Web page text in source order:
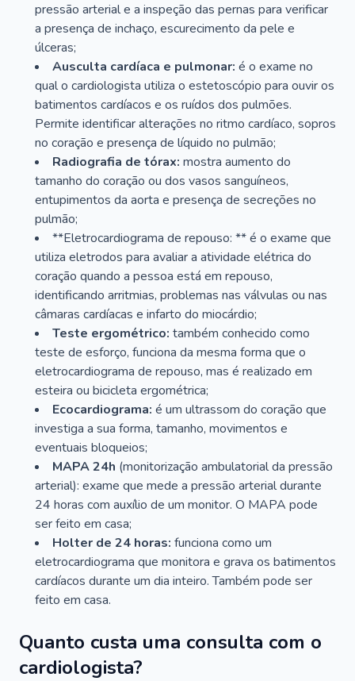
pressão arterial e a inspeção das pernas para verificar
a presença de inchaço, escurecimento da pele e
úlceras;
Ausculta cardíaca e pulmonar: é o exame no
qual o cardiologista utiliza o estetoscópio para ouvir os
batimentos cardíacos e os ruídos dos pulmões.
Permite identificar alterações no ritmo cardíaco, sopros
no coração e presença de líquido no pulmão;
Radiografia de tórax: mostra aumento do
tamanho do coração ou dos vasos sanguíneos,
entupimentos da aorta e presença de secreções no
pulmão;
**Eletrocardiograma de repouso: ** é o exame que
utiliza eletrodos para avaliar a atividade elétrica do
coração quando a pessoa está em repouso,
identificando arritmias, problemas nas válvulas ou nas
câmaras cardíacas e infarto do miocárdio;
Teste ergométrico: também conhecido como
teste de esforço, funciona da mesma forma que o
eletrocardiograma de repouso, mas é realizado em
esteira ou bicicleta ergométrica;
Ecocardiograma: é um ultrassom do coração que
investiga a sua forma, tamanho, movimentos e
eventuais bloqueios;
MAPA 24h (monitorização ambulatorial da pressão
arterial): exame que mede a pressão arterial durante
24 horas com auxílio de um monitor. O MAPA pode
ser feito em casa;
Holter de 24 horas: funciona como um
eletrocardiograma que monitora e grava os batimentos
cardíacos durante um dia inteiro. Também pode ser
feito em casa.
Quanto custa uma consulta com o
cardiologista?